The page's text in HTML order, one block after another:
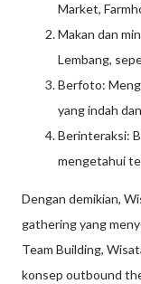
Market,
Makan dan
Lembang,
Berfoto:
yang indah
Berinteraksi:
mengetahui
Dengan demikian,
gathering yang
Team Building,
konsep outbound